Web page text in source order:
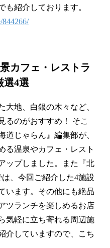
も紹介しております。
844266/
カフェ・レストラ
選4選
大地、白銀の木々など、
るのがおすすめ！ そこ
道じゃらん』編集部が、
る温泉やカフェ・レスト
ップしました。また『北
、今回ご紹介した4施設
います。その他にも絶品
ツランチを楽しめるお店
気軽に立ち寄れる周辺施
介していますので、こち